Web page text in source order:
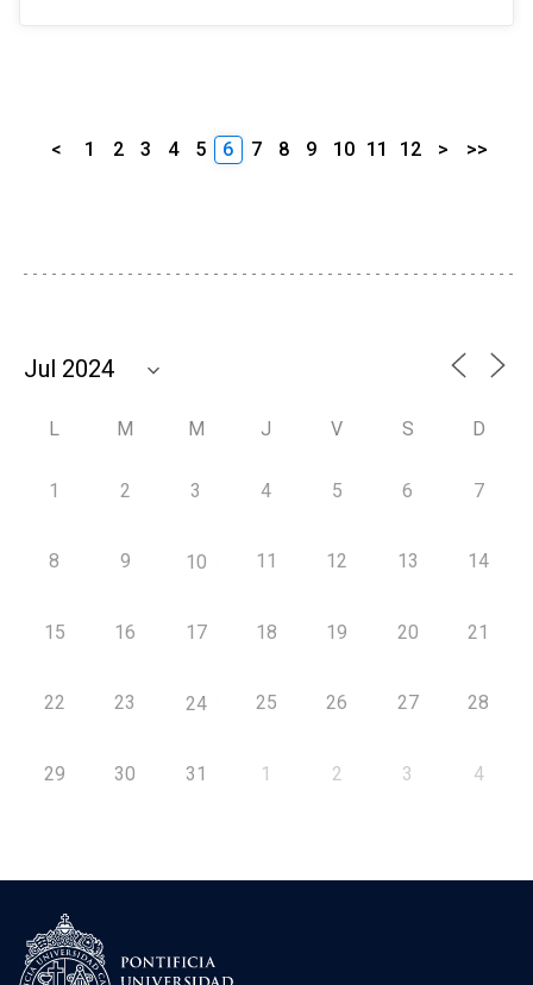
< 1 2 3 4 5 6 7 8 9 10 11 12 > >>
L M M J V S D
1 2 3 4 5 6 7
8 9 10 11 12 13 14
15 16 17 18 19 20 21
22 23 24 25 26 27 28
29 30 31 1 2 3 4